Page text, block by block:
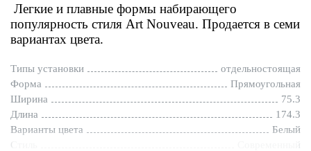
Легкие и плавные формы набирающего
популярность стиля Art Nouveau. Продается в семи
вариантах цвета.
Типы установки
отдельностоящая
Форма
Прямоугольная
Ширина
75.3
Длина
174.3
Варианты цвета
Белый
Стиль
Современный